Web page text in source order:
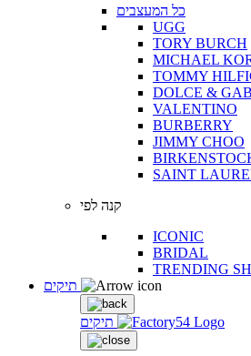
כל המעצבים
UGG
TORY BURCH
MICHAEL
TOMMY
DOLCE &
VALENTINO
BURBERRY
JIMMY CHOO
SAINT
קנה לפי
ICONIC
BRIDAL
TRENDING
תיקים